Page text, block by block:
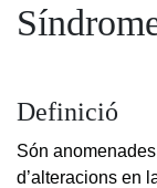
Definició
Són anomenades
d’alteracions en